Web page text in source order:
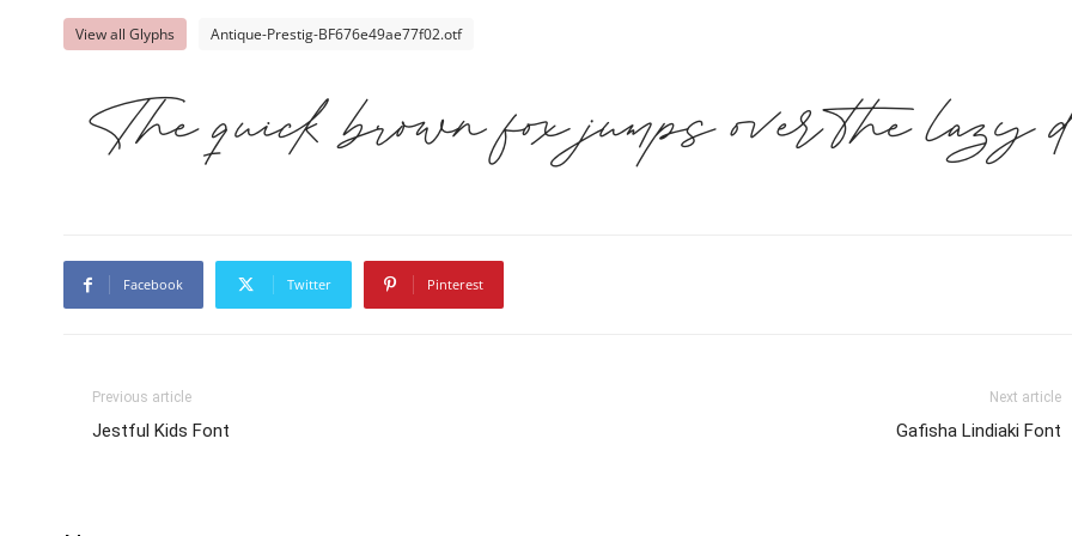
View all Glyphs Antique-Prestig-BF676e49ae77f02.otf
The quick brown fox jumps over the lazy
Facebook Twitter Pinterest
Previous article
Jestful Kids Font
Next article
Gafisha Lindiaki Font